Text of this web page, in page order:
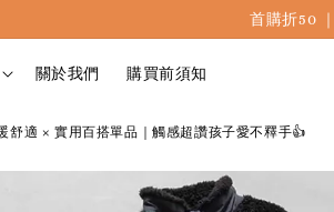
首購折50
關於我們 購買前須知
適 × 實用百搭單品｜觸感超讚孩子愛不釋手👍